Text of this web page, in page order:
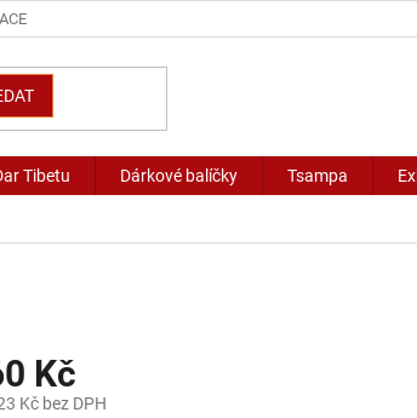
Tibetu Dárkové balíčky Tsampa
Kč
Kč bez DPH